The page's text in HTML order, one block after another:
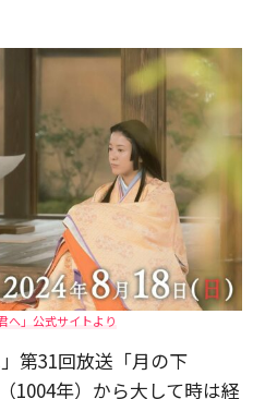
へ」公式サイトより
第31回放送「月の下
1004年）から大して時は経